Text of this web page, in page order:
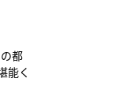
都
能く